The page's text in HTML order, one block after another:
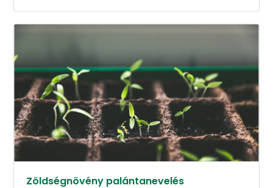
Zöldségnövény palántanevelés